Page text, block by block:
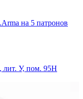
на 5 патронов
лит. У, пом. 95Н